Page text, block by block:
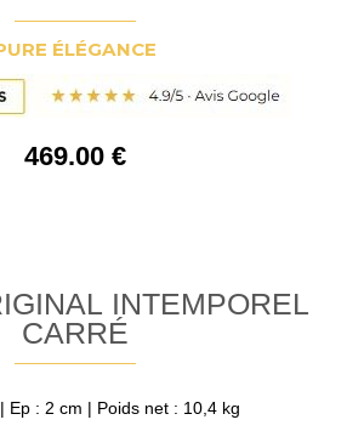
ÉLÉGANCE
469.00 €
INTEMPOREL
CARRÉ
Ep : 2 cm | Poids net : 10,4 kg